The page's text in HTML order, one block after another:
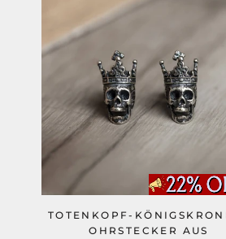
TOTENKOPF-
OHRSTECKER AUS